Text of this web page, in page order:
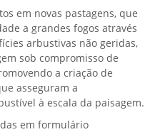
em novas pastagens, que
a grandes fogos através
arbustivas não geridas,
sob compromisso de
a criação de
asseguram a
à escala da paisagem.
em formulário